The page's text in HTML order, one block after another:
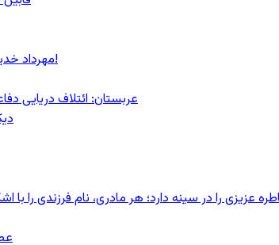
مهرداد خدیر: پیام روشن پزشکیان در گفت‌و‌گوی تصویری با مرد نامرئی: من هستم!
عربستان: ائتلاف دریایی
را در سینه دارد؛ هر مادری، نام فرزندی را